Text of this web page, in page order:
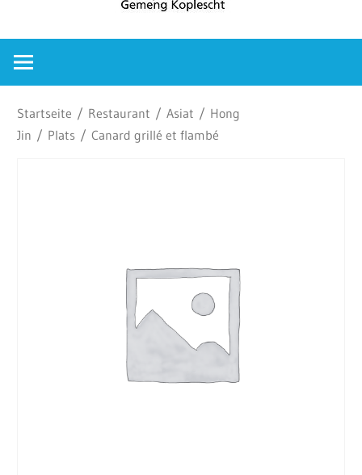
Club
Startseite / Restaurant /Asiat / Hong
Jin / Plats / Canard grillé et flambé